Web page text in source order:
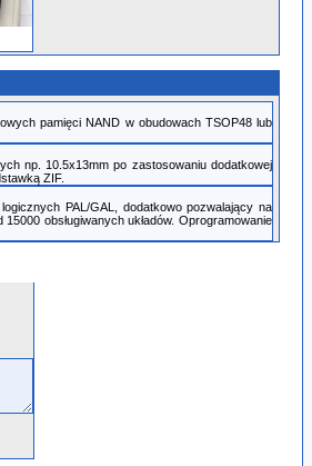
pamięci NAND w obudowach TSOP48 lub
np. 10.5x13mm po zastosowaniu dodatkowej
ZIF.
PAL/GAL, dodatkowo pozwalający na
obsługiwanych układów. Oprogramowanie